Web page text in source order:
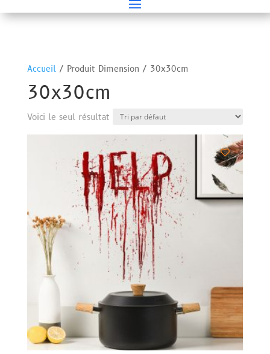
Accueil/ Produit Dimension / 30x30cm
30x30cm
Voici le seul résultat